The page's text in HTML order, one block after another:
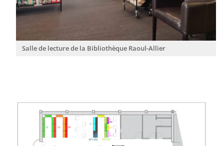
Salle de lec­ture de la Bibliothèque Raoul-Allier